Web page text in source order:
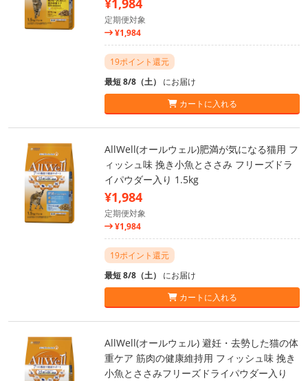
¥1,984
定期便対象
¥1,984
19ポイント還元
最短 8/8（土） にお届け
カートに入れる
AllWell(オールウェル)肥満が気になる猫用 フ
ィッシュ味 挽き小魚とささみ フリーズドラ
イパウダー入り 1.5kg
¥1,984
定期便対象
¥1,984
19ポイント還元
最短 8/8（土） にお届け
カートに入れる
AllWell(オールウェル) 避妊・去勢した猫の体
重ケア 筋肉の健康維持用 フィッシュ味 挽き
小魚とささみフリーズドライパウダー入り